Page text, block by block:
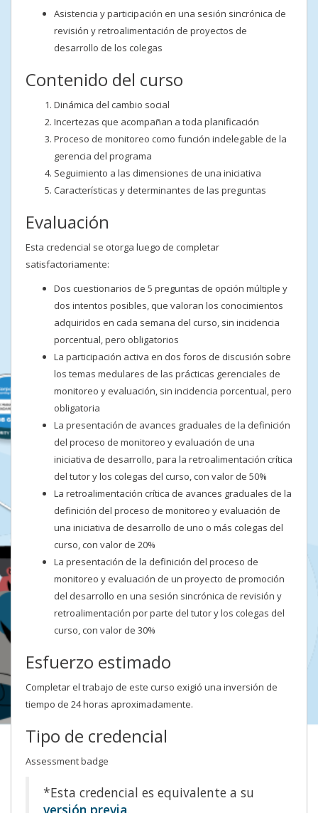
Asistencia y participación en una sesión sincrónica de
revisión y retroalimentación de proyectos de
desarrollo de los colegas
Contenido del curso
Dinámica del cambio social
Incertezas que acompañan a toda planificación
Proceso de monitoreo como función indelegable de la
gerencia del programa
Seguimiento a las dimensiones de una iniciativa
Características y determinantes de las preguntas
Evaluación
Esta credencial se otorga luego de completar
satisfactoriamente:
Dos cuestionarios de 5 preguntas de opción múltiple y
dos intentos posibles, que valoran los conocimientos
adquiridos en cada semana del curso, sin incidencia
porcentual, pero obligatorios
La participación activa en dos foros de discusión sobre
los temas medulares de las prácticas gerenciales de
monitoreo y evaluación, sin incidencia porcentual, pero
obligatoria
La presentación de avances graduales de la definición
del proceso de monitoreo y evaluación de una
iniciativa de desarrollo, para la retroalimentación crítica
del tutor y los colegas del curso, con valor de 50%
La retroalimentación crítica de avances graduales de la
definición del proceso de monitoreo y evaluación de
una iniciativa de desarrollo de uno o más colegas del
curso, con valor de 20%
La presentación de la definición del proceso de
monitoreo y evaluación de un proyecto de promoción
del desarrollo en una sesión sincrónica de revisión y
retroalimentación por parte del tutor y los colegas del
curso, con valor de 30%
Esfuerzo estimado
Completar el trabajo de este curso exigió una inversión de
tiempo de 24 horas aproximadamente.
Tipo de credencial
Assessment badge
*Esta credencial es equivalente a su
versión previa